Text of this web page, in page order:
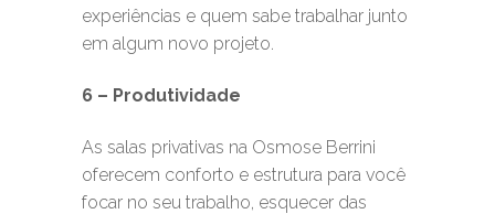
experiências e quem sabe trabalhar junto
em algum novo projeto.
6 – Produtividade
As salas privativas na Osmose Berrini
oferecem conforto e estrutura para você
focar no seu trabalho, esquecer das